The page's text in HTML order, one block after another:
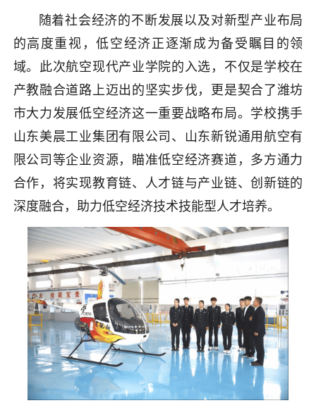
随着社会经济的不断发展以及对新型产业布局
的高度重视，低空经济正逐渐成为备受瞩目的领
域。此次航空现代产业学院的入选，不仅是学校在
产教融合道路上迈出的坚实步伐，更是契合了潍坊
市大力发展低空经济这一重要战略布局。学校携手
山东美晨工业集团有限公司、山东新锐通用航空有
限公司等企业资源，瞄准低空经济赛道，多方通力
合作，将实现教育链、人才链与产业链、创新链的
深度融合，助力低空经济技术技能型人才培养。